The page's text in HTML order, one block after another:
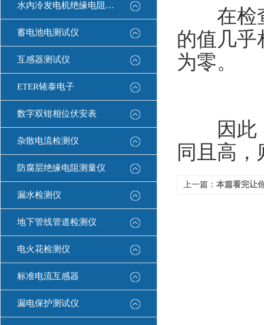
水内冷发电机绝缘电阻测试仪
蓄电池电测试仪
互感器测试仪
ETER铱泰电子
数字双钳相位伏安表
杂散电流检测仪
防腐层绝缘电阻测量仪
漏水检测仪
地下管线管道检测仪
电火花检测仪
标准电流互感器
漏电保护测试仪
在检查
的值几乎
为零。
因此，
同且高
上一篇： 本篇看完让